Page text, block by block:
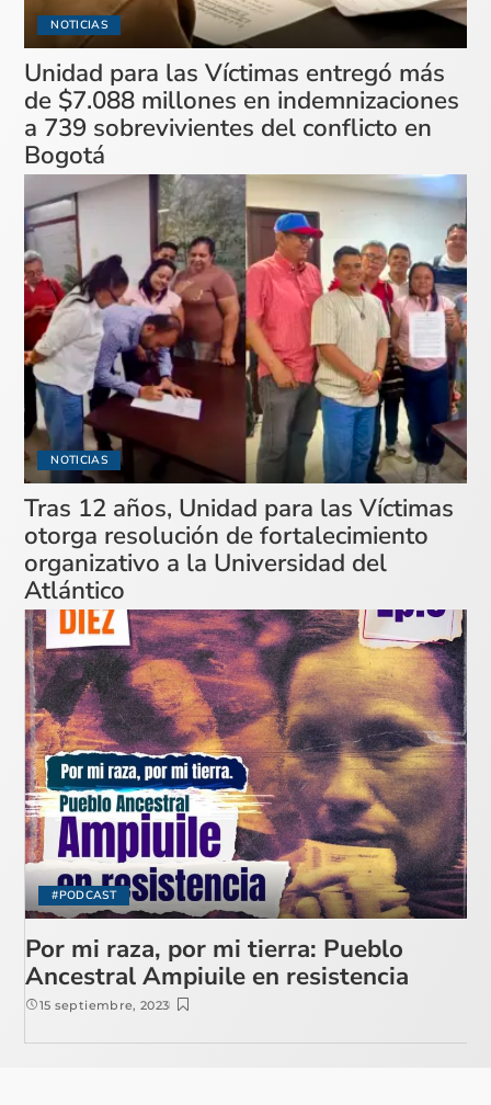
NOTICIAS
Unidad para las Víctimas entregó más
de $7.088 millones en indemnizaciones
a 739 sobrevivientes del conflicto en
Bogotá
NOTICIAS
Tras 12 años, Unidad para las Víctimas
otorga resolución de fortalecimiento
organizativo a la Universidad del
Atlántico
#PODCAST
Por mi raza, por mi tierra: Pueblo
Ancestral Ampiuile en resistencia
15 septiembre, 2023